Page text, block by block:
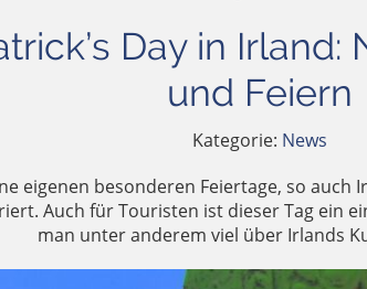
Day in
und Feiern
Kategorie: News
eigenen besonderen Feiertage, so
Auch für Touristen ist dieser Tag ein
man unter anderem viel über Irlands